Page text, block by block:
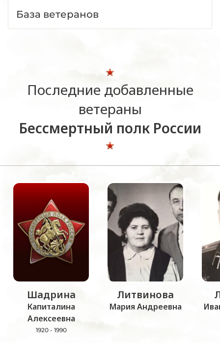
База ветеранов
Последние добавленные
ветераны
Бессмертный полк России
Шадрина
Капиталина
Алексеевна
1920 - 1990
Литвинова
Мария Андреевна